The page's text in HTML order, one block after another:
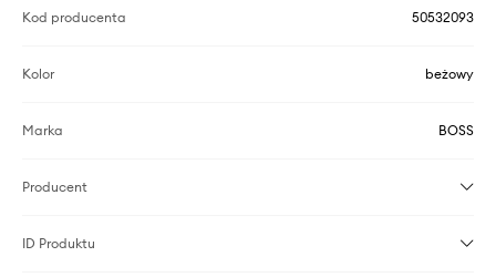
Kod producenta 50532093
Kolor beżowy
Marka BOSS
Producent
ID Produktu